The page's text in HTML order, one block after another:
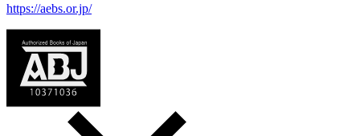
https://aebs.or.jp/